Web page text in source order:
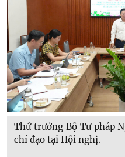
Thứ trưởng Bộ Tư pháp
chỉ đạo tại Hội nghị.